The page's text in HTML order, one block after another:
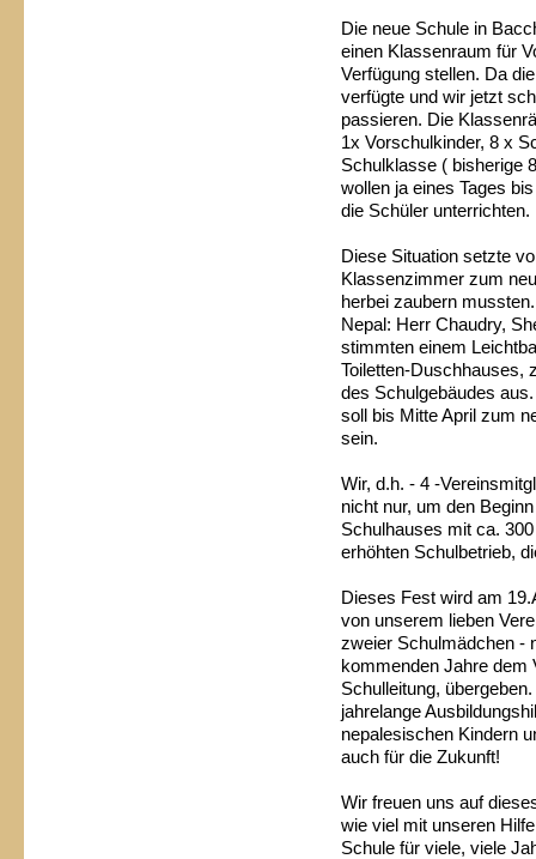
Die neue Schule in
einen Klassenraum für
Verfügung stellen. Da
verfügte und wir jetzt
passieren. Die
1x Vorschulkinder, 8 x
Schulklasse ( bisherige
wollen ja eines Tages
die Schüler unterrichten.
Diese Situation setzte
Klassenzimmer zum
herbei zaubern
Nepal: Herr Chaudry,
stimmten einem
Toiletten-Duschhauses,
des Schulgebäudes
soll bis Mitte April zum
sein.
Wir, d.h. - 4 -
nicht nur, um den
Schulhauses mit ca.
erhöhten Schulbetrieb,
Dieses Fest wird am
von unserem lieben
zweier Schulmädchen -
kommenden Jahre dem
Schulleitung,
jahrelange
nepalesischen Kindern
auch für die Zukunft!
Wir freuen uns auf
wie viel mit unseren
Schule für viele, viele